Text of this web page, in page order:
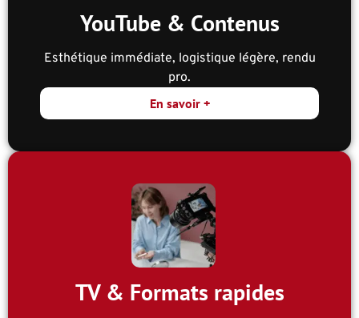
YouTube & Contenus
Esthétique immédiate, logistique légère, rendu
pro.
En savoir +
TV & Formats rapides